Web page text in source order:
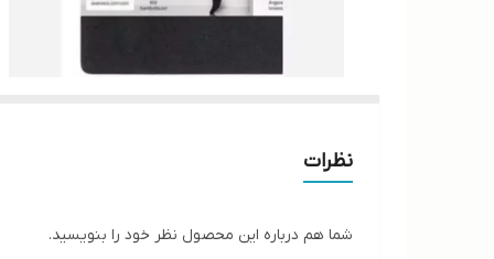
نظرات
شما هم درباره این محصول نظر خود را بنویسید.